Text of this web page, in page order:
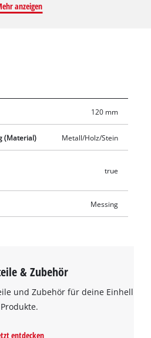
damit z. B. so bearbeitet
anzeigen
120 mm
(Material) Metall/Holz/Stein
true
Messing
& Zubehör
und Zubehör für deine Einhell
Produkte.
entdecken